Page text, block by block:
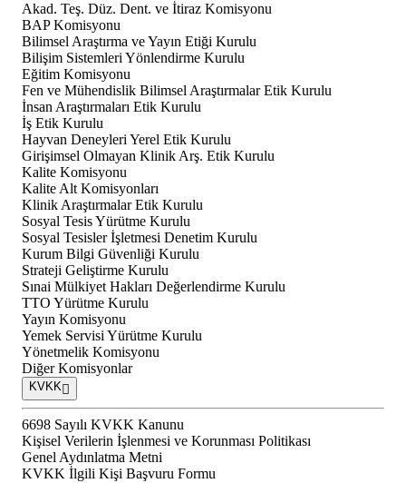
Akad. Teş. Düz. Dent. ve İtiraz Komisyonu
BAP Komisyonu
Bilimsel Araştırma ve Yayın Etiği Kurulu
Bilişim Sistemleri Yönlendirme Kurulu
Eğitim Komisyonu
Fen ve Mühendislik Bilimsel Araştırmalar Etik Kurulu
İnsan Araştırmaları Etik Kurulu
İş Etik Kurulu
Hayvan Deneyleri Yerel Etik Kurulu
Girişimsel Olmayan Klinik Arş. Etik Kurulu
Kalite Komisyonu
Kalite Alt Komisyonları
Klinik Araştırmalar Etik Kurulu
Sosyal Tesis Yürütme Kurulu
Sosyal Tesisler İşletmesi Denetim Kurulu
Kurum Bilgi Güvenliği Kurulu
Strateji Geliştirme Kurulu
Sınai Mülkiyet Hakları Değerlendirme Kurulu
TTO Yürütme Kurulu
Yayın Komisyonu
Yemek Servisi Yürütme Kurulu
Yönetmelik Komisyonu
Diğer Komisyonlar
KVKK
6698 Sayılı KVKK Kanunu
Kişisel Verilerin İşlenmesi ve Korunması Politikası
Genel Aydınlatma Metni
KVKK İlgili Kişi Başvuru Formu